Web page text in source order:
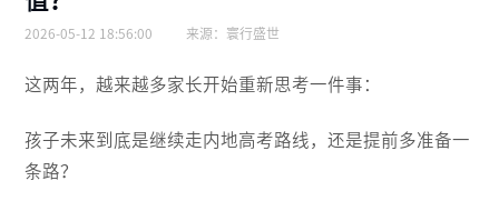
2026-05-12 18:56:00 来源： 寰行盛世
这两年，越来越多家长开始重新思考一件事：
孩子未来到底是继续走内地高考路线，还是提前多准备一
条路？